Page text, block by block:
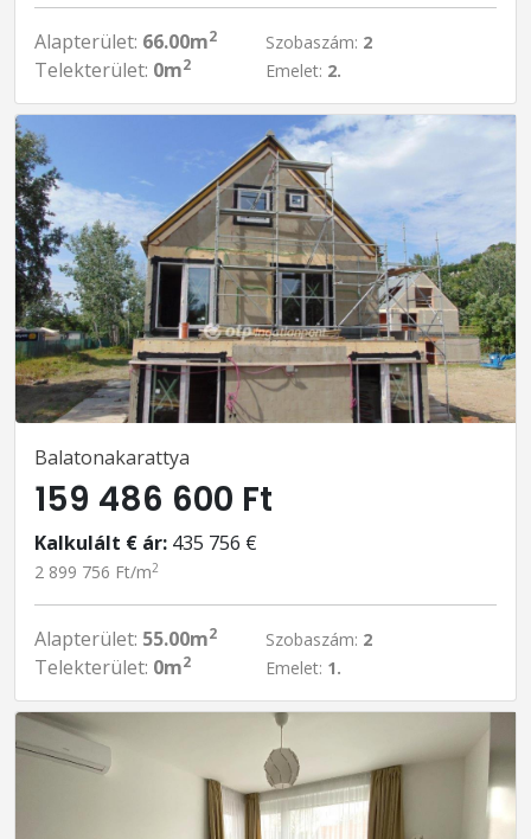
Alapterület: 66.00m2
Telekterület: 0m2
Szobaszám: 2
Emelet: 2.
Balatonakarattya
159 486 600 Ft
Kalkulált € ár: 435 756 €
2 899 756 Ft/m2
Alapterület: 55.00m2
Telekterület: 0m2
Szobaszám: 2
Emelet: 1.